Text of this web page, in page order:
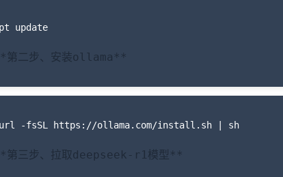
第二步、安装ollama**
第三步、拉取deepseek-r1模型**